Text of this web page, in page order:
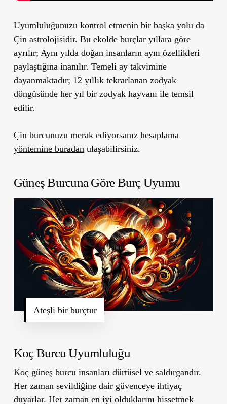
Uyumluluğunuzu kontrol etmenin bir başka yolu da
Çin astrolojisidir. Bu ekolde burçlar yıllara göre
ayrılır; Aynı yılda doğan insanların aynı özellikleri
paylaştığına inanılır. Temeli ay takvimine
dayanmaktadır; 12 yıllık tekrarlanan zodyak
döngüsünde her yıl bir zodyak hayvanı ile temsil
edilir.
Çin burcunuzu merak ediyorsanız hesaplama
yöntemine buradan ulaşabilirsiniz.
Güneş Burcuna Göre Burç Uyumu
Ateşli bir burçtur
Koç Burcu Uyumluluğu
Koç güneş burcu insanları dürtüsel ve saldırgandır.
Her zaman sevildiğine dair güvenceye ihtiyaç
duyarlar. Her zaman en iyi olduklarını hissetmek